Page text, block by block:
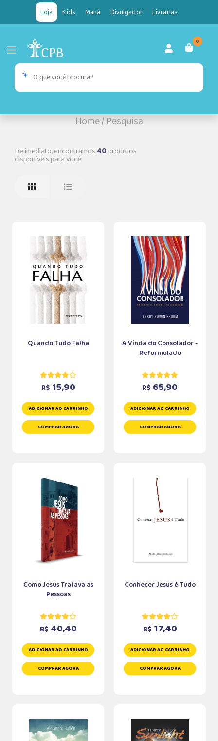
Loja Kids Maná Divulgador Livrarias
0
Home/Pesquisa
De imediato, encontramos 40produtos
disponíveis para você
Quando Tudo Falha
R$ 15,90
ADICIONAR AO CARRINHO
COMPRAR AGORA
A Vinda do Consolador -
Reformulado
R$ 65,90
ADICIONAR AO CARRINHO
COMPRAR AGORA
Como Jesus Tratava as
Pessoas
R$ 40,40
ADICIONAR AO CARRINHO
COMPRAR AGORA
Conhecer Jesus é Tudo
R$ 17,40
ADICIONAR AO CARRINHO
COMPRAR AGORA